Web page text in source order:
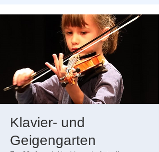
Klavier- und
Geigengarten